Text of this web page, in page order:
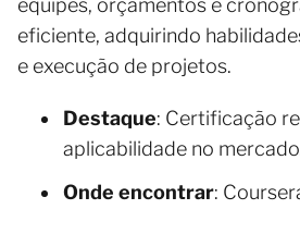
equipes, orçamentos e
eficiente, adquirindo
e execução de projetos.
Destaque: Certificação
aplicabilidade no
Onde encontrar: